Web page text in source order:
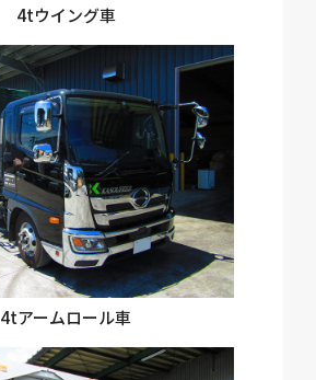
4tウイング車
4tアームロール車